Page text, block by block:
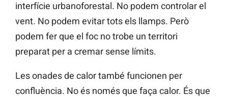
interfície urbanoforestal. No podem controlar el
vent. No podem evitar tots els llamps. Però
podem fer que el foc no trobe un territori
preparat per a cremar sense límits.
Les onades de calor també funcionen per
confluència. No és només que faça calor. És que